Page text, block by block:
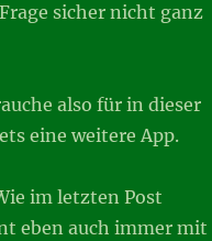
sicher nicht ganz
also für in dieser
eine weitere App.
im letzten Post
eben auch immer mit